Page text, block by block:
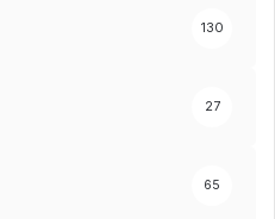
130
27
65